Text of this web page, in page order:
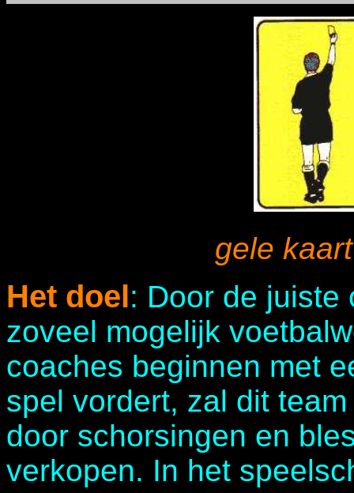
gele
Het doel: Door de juiste
zoveel mogelijk
coaches beginnen met
spel vordert, zal dit
door schorsingen en
verkopen. In het